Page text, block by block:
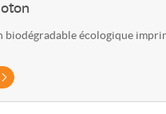
biodégradable écologique